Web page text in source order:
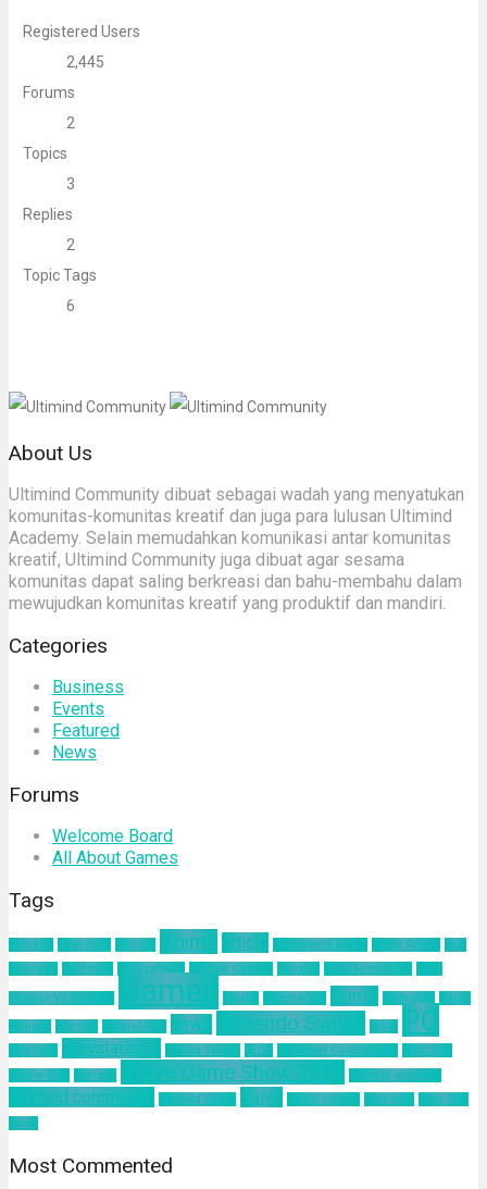
Registered Users
2,445
Forums
2
Topics
3
Replies
2
Topic Tags
6
About Us
Ultimind Community dibuat sebagai wadah yang menyatukan
komunitas-komunitas kreatif dan juga para lulusan Ultimind
Academy. Selain memudahkan komunikasi antar komunitas
kreatif, Ultimind Community juga dibuat agar sesama
komunitas dapat saling berkreasi dan bahu-membahu dalam
mewujudkan komunitas kreatif yang produktif dan mandiri.
Categories
Business
Events
Featured
News
Forums
Welcome Board
All About Games
Tags
about us Adventure Android Anime article augmented reality Battle Royale
blog
business
California Civilization 6 Climate Change Encodya Final Fantasy VII
Fantasy VII Remake Games Google Hinomaruko Horror innovation
kodak
Kominfo
mindset Natural Gas news Nintendo Switch nokia PC
pelatihan Playstation 4 Sakura Taisen SEGA Sid Meier Civilization 6
SIMONAS
Square Enix
Tamsoft Tokyo Game Show 2019 ultimind academy
ultimind community ultimind studio Valve virtual concert workshop
Xbox One
yahoo
Most Commented